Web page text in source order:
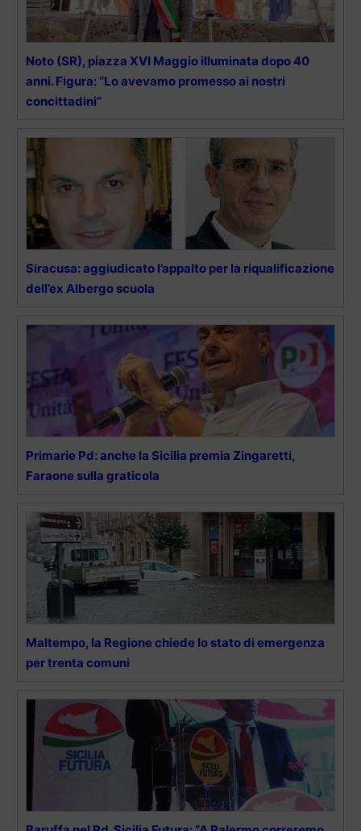
Noto (SR), piazza XVI Maggio illuminata dopo 40
anni. Figura: “Lo avevamo promesso ai nostri
concittadini”
Siracusa: aggiudicato l’appalto per la riqualificazione
dell’ex Albergo scuola
Primarie Pd: anche la Sicilia premia Zingaretti,
Faraone sulla graticola
Maltempo, la Regione chiede lo stato di emergenza
per trenta comuni